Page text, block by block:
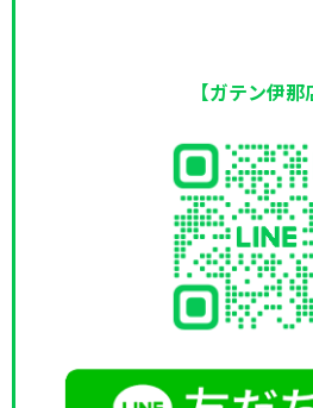
【ガテン伊那